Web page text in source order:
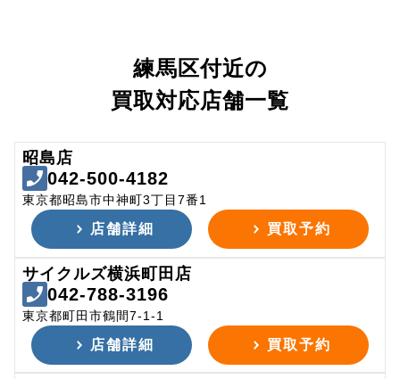
練馬区付近の
買取対応店舗一覧
昭島店
042-500-4182
東京都昭島市中神町3丁目7番1
店舗詳細 買取予約
サイクルズ横浜町田店
042-788-3196
東京都町田市鶴間7-1-1
店舗詳細 買取予約